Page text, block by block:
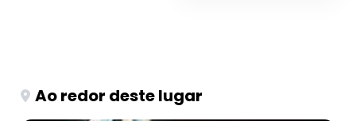
Ao redor deste lugar